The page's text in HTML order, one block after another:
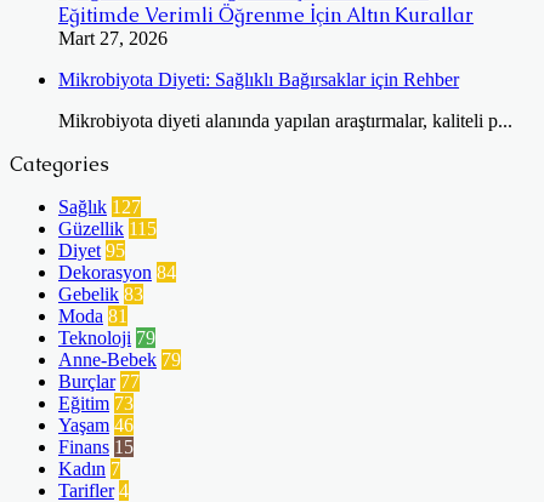
Eğitimde Verimli Öğrenme İçin Altın Kurallar
Mart 27, 2026
Mikrobiyota Diyeti: Sağlıklı Bağırsaklar için Rehber
Mikrobiyota diyeti alanında yapılan araştırmalar, kaliteli p...
Categories
Sağlık 127
Güzellik 115
Diyet 95
Dekorasyon 84
Gebelik 83
Moda 81
Teknoloji 79
Anne-Bebek 79
Burçlar 77
Eğitim 73
Yaşam 46
Finans 15
Kadın 7
Tarifler 4